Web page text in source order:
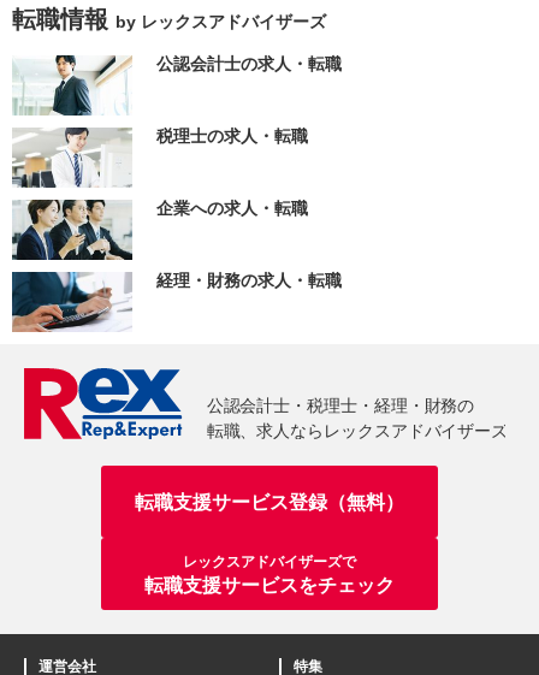
転職情報 by レックスアドバイザーズ
公認会計士の求人・転職
税理士の求人・転職
企業への求人・転職
経理・財務の求人・転職
転職支援サービス登録（無料）
レックスアドバイザーズで
転職支援サービスをチェック
運営会社
特集